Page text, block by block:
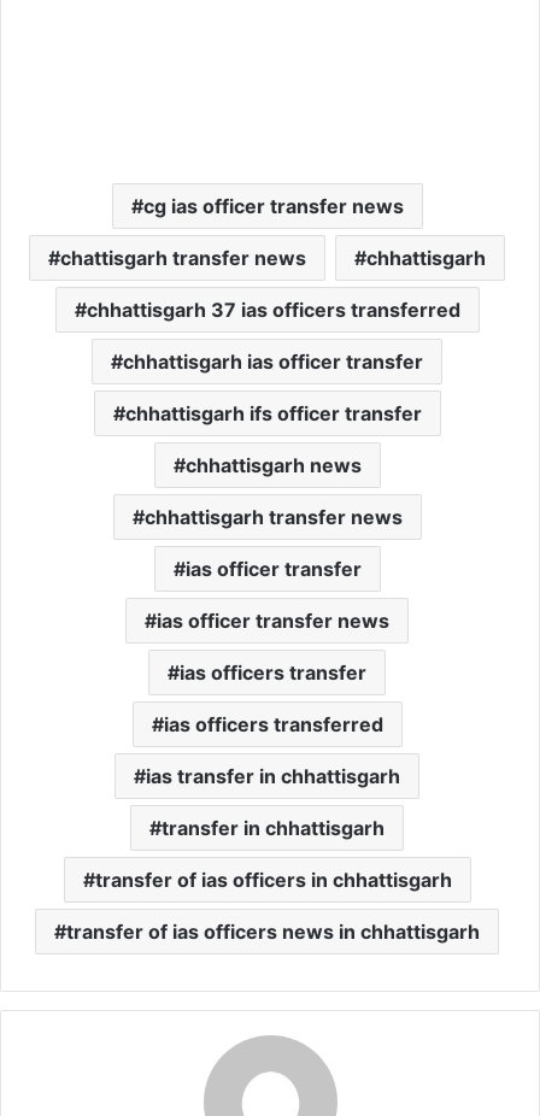
cg ias officer transfer news
chattisgarh transfer news chhattisgarh
chhattisgarh 37 ias officers transferred
chhattisgarh ias officer transfer
chhattisgarh ifs officer transfer
chhattisgarh news
chhattisgarh transfer news
ias officer transfer
ias officer transfer news
ias officers transfer
ias officers transferred
ias transfer in chhattisgarh
transfer in chhattisgarh
transfer of ias officers in chhattisgarh
transfer of ias officers news in chhattisgarh